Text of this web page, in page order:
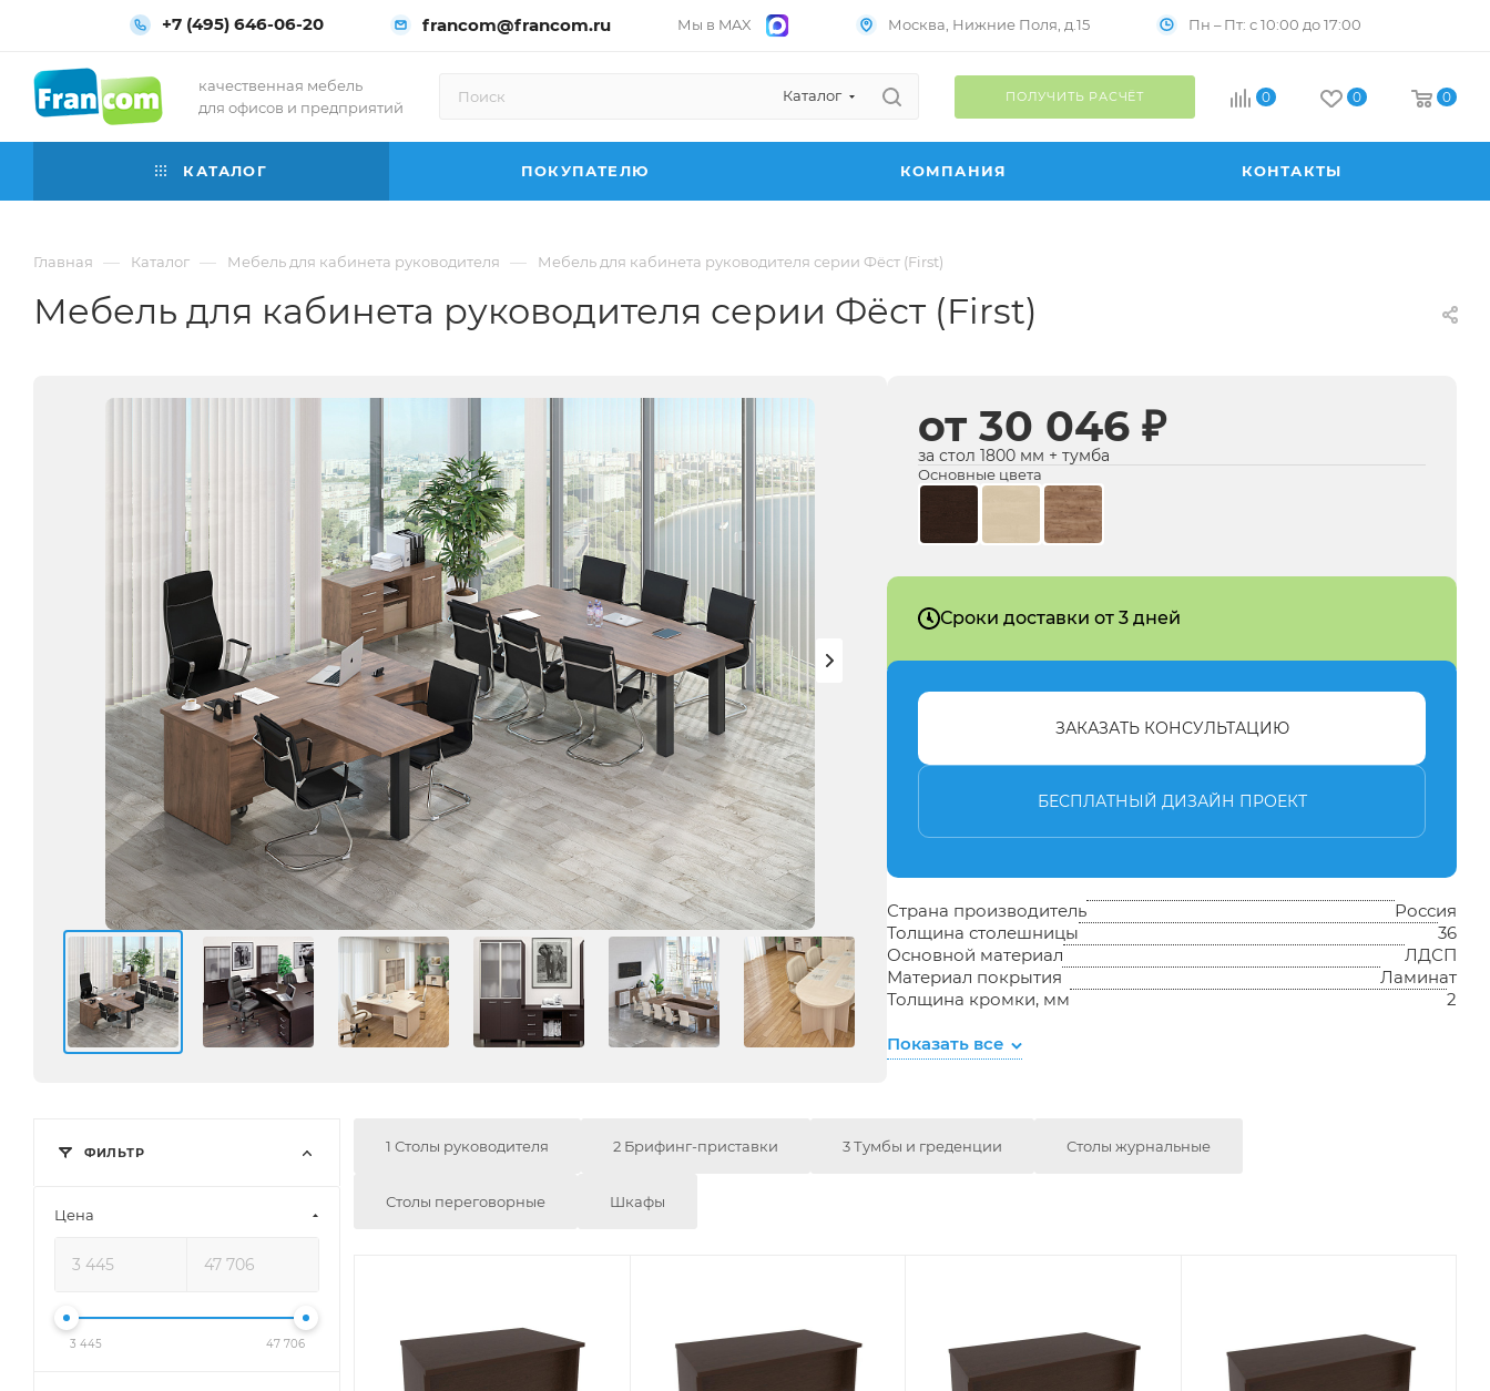
+7 (495) 646-06-20 francom@francom.ru Мы в MAX Москва, Нижние Поля, д.15 Пн – Пт: с 10:00 до 17:00
качественная мебель
для офисов и предприятий
Каталог ПОЛУЧИТЬ РАСЧЁТ 0 0 0
КАТАЛОГ ПОКУПАТЕЛЮ КОМПАНИЯ КОНТАКТЫ
Главная — Каталог — Мебель для кабинета руководителя — Мебель для кабинета руководителя серии Фёст (First)
Мебель для кабинета руководителя серии Фёст (First)
от 30 046 ₽
за стол 1800 мм + тумба
Основные цвета
Сроки доставки от 3 дней
ЗАКАЗАТЬ КОНСУЛЬТАЦИЮ
БЕСПЛАТНЫЙ ДИЗАЙН ПРОЕКТ
Страна производитель
Россия
Толщина столешницы
36
Основной материал
ЛДСП
Материал покрытия
Ламинат
Толщина кромки, мм
2
Показать все
1 Столы руководителя 2 Брифинг-приставки 3 Тумбы и греденции Столы журнальные
Столы переговорные Шкафы
ФИЛЬТР
Цена
3 445 47 706